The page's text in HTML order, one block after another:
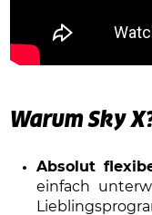
Warum Sky
Absolut
einfach